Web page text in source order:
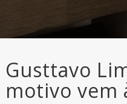
Gusttavo
motivo vem